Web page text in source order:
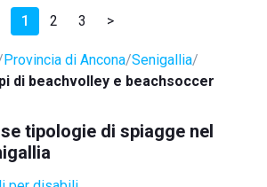
1 2 3 >
Provincia di Ancona Senigallia
di beachvolley e beachsoccer
tipologie di spiagge nel